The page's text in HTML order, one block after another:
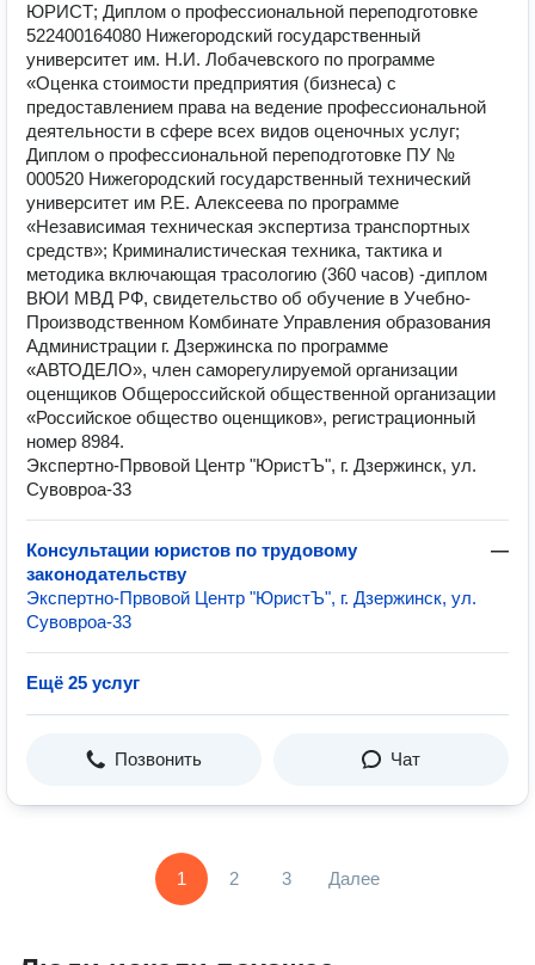
ЮРИСТ; Диплом о профессиональной переподготовке
522400164080 Нижегородский государственный
университет им. Н.И. Лобачевского по программе
«Оценка стоимости предприятия (бизнеса) с
предоставлением права на ведение профессиональной
деятельности в сфере всех видов оценочных услуг;
Диплом о профессиональной переподготовке ПУ №
000520 Нижегородский государственный технический
университет им Р.Е. Алексеева по программе
«Независимая техническая экспертиза транспортных
средств»; Криминалистическая техника, тактика и
методика включающая трасологию (360 часов) -диплом
ВЮИ МВД РФ, свидетельство об обучение в Учебно-
Производственном Комбинате Управления образования
Администрации г. Дзержинска по программе
«АВТОДЕЛО», член саморегулируемой организации
оценщиков Общероссийской общественной организации
«Российское общество оценщиков», регистрационный
номер 8984.
Экспертно-Првовой Центр "ЮристЪ", г. Дзержинск, ул.
Сувовроа-33
Консультации юристов по трудовому
законодательству
—
Экспертно-Првовой Центр "ЮристЪ", г. Дзержинск, ул.
Сувовроа-33
Ещё 25 услуг
Позвонить Чат
1 2 3 Далее